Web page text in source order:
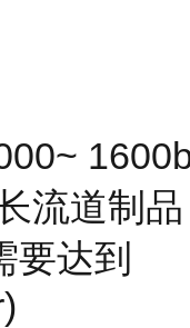
流道制品
要达到